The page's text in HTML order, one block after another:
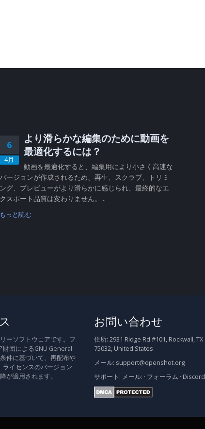
6
4月
より滑らかな編集のために動画を
最適化するには？
動画を最適化すると、編集用により小さく高速な
バージョンが作成されるため、再生、スクラブ、トリミ
ング、プレビューがより滑らかに感じられ、最終的なエ
クスポート品質は変わりません。...
もっと読む
ーソフトウェアです。フ
財団によるGNU General
件に基づいて、再配布や
ライセンスのバージョン
が適用されます。
お問い合わせ
住所: 2931 Ridge Rd #101, Rockwall, TX
75032, United States
メール: support@openshot.org
サポート: メール: · フォーラム · Discord